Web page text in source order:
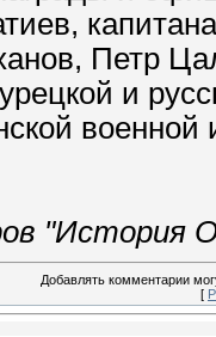
Петр
и
военной
"История
Добавлять комментарии
[